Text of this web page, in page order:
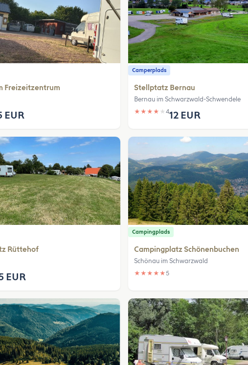
Freizeitzentrum
EUR
Camperplads
Stellptatz Bernau
Bernau im Schwarzwald-Schwendele
★ ★ ★ ★ ★412 EUR
Rüttehof
EUR
Campingplads
Campingplatz Schönenbuchen
Schönau im Schwarzwald
★ ★ ★ ★ ★5